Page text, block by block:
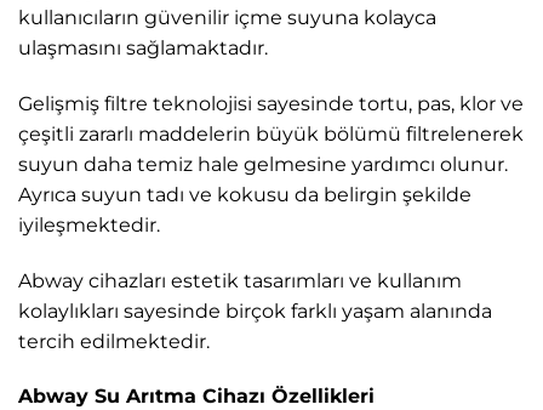
kullanıcıların güvenilir içme suyuna kolayca
ulaşmasını sağlamaktadır.
Gelişmiş filtre teknolojisi sayesinde tortu, pas, klor ve
çeşitli zararlı maddelerin büyük bölümü filtrelenerek
suyun daha temiz hale gelmesine yardımcı olunur.
Ayrıca suyun tadı ve kokusu da belirgin şekilde
iyileşmektedir.
Abway cihazları estetik tasarımları ve kullanım
kolaylıkları sayesinde birçok farklı yaşam alanında
tercih edilmektedir.
Abway Su Arıtma Cihazı Özellikleri